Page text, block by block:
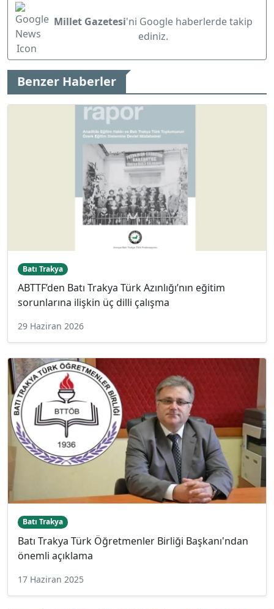
Millet Gazetesi'ni Google haberlerde takip
ediniz.
Benzer Haberler
Batı Trakya
ABTTF’den Batı Trakya Türk Azınlığı’nın eğitim
sorunlarına ilişkin üç dilli çalışma
29 Haziran 2026
Batı Trakya
Batı Trakya Türk Öğretmenler Birliği Başkanı'ndan
önemli açıklama
17 Haziran 2025